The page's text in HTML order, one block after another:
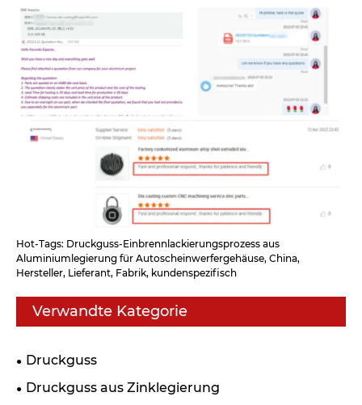
Hot-Tags: Druckguss-Einbrennlackierungsprozess aus
Aluminiumlegierung für Autoscheinwerfergehäuse, China,
Hersteller, Lieferant, Fabrik, kundenspezifisch
Verwandte Kategorie
Druckguss
Druckguss aus Zinklegierung